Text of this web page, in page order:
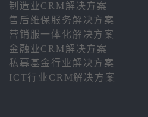
制造业CRM解决方案
售后维保服务解决方案
营销服一体化解决方案
金融业CRM解决方案
私募基金行业解决方案
ICT行业CRM解决方案